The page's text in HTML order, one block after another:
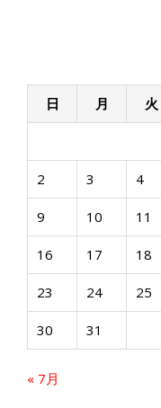
シ
ン
日
月 火
2 3 4
9 10 11
16 17 18
23 24 25
30 31
« 7月